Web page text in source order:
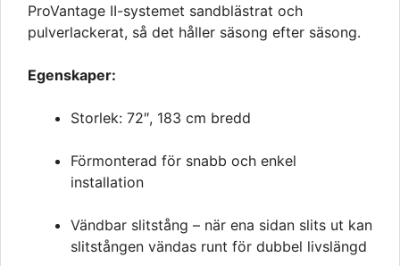
ProVantage II-systemet sandblästrat och
pulverlackerat, så det håller säsong efter säsong.
Egenskaper:
Storlek: 72″, 183 cm bredd
Förmonterad för snabb och enkel
installation
Vändbar slitstång – när ena sidan slits ut kan
slitstången vändas runt för dubbel livslängd